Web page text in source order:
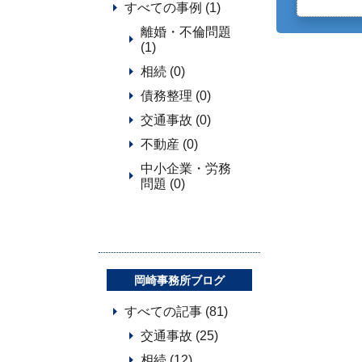
すべての事例 (1)
離婚・不倫問題
(1)
相続 (0)
債務整理 (0)
交通事故 (0)
不動産 (0)
中小企業・労務
問題 (0)
岡崎事務所ブログ
すべての記事 (81)
交通事故 (25)